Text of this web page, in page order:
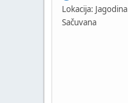
Lokacija: Jagodina
Sačuvana